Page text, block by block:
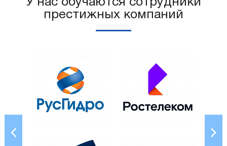
престижных компаний